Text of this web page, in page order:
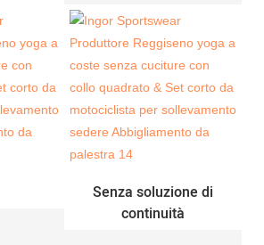
Senza soluzione di
continuità